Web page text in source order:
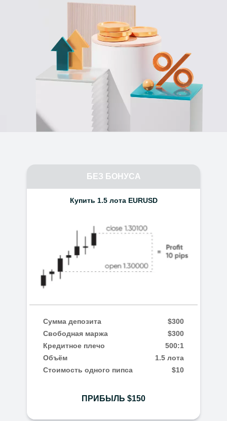
БЕЗ БОНУСА
Купить 1.5лота EURUSD
Сумма депозита
$300
Свободная маржа
$300
Кредитное плечо
500:1
Объём
1.5 лота
Стоимость одного пипса
$10
ПРИБЫЛЬ $150